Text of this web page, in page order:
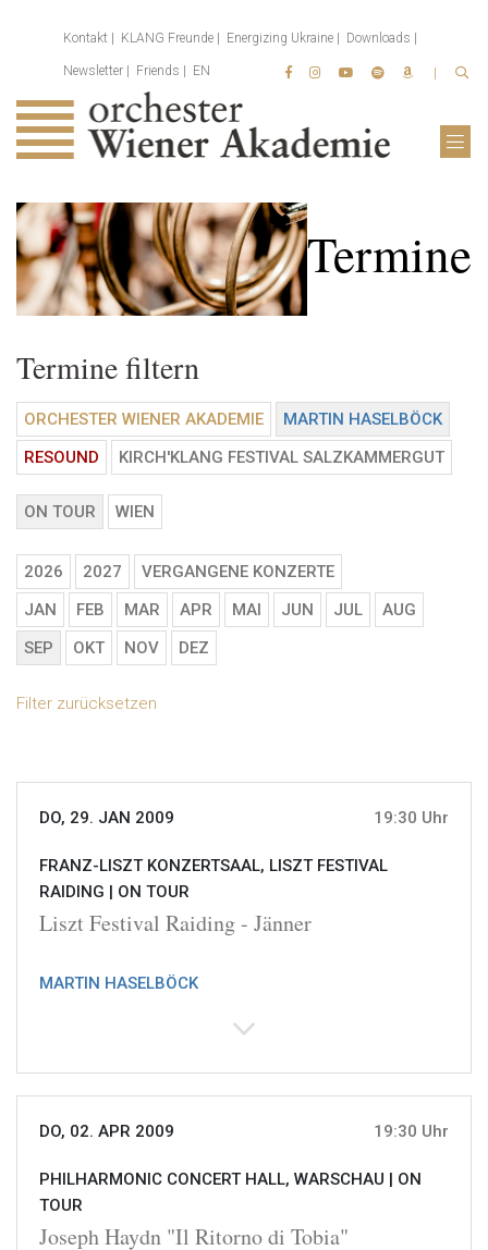
Kontakt KLANG Freunde Energizing Ukraine Downloads
Newsletter Friends EN
Termine
Termine filtern
ORCHESTER WIENER AKADEMIE
MARTIN HASELBÖCK
RESOUND
KIRCH'KLANG FESTIVAL SALZKAMMERGUT
ON TOUR WIEN
2026 2027
VERGANGENE KONZERTE
JAN
FEB MAR APR MAI JUN JUL
AUG
SEP
OKT NOV DEZ
Filter zurücksetzen
DO, 29. JAN 2009 19:30 Uhr
FRANZ-LISZT KONZERTSAAL, LISZT FESTIVAL
RAIDING | ON TOUR
Liszt Festival Raiding - Jänner
MARTIN HASELBÖCK
DO, 02. APR 2009 19:30 Uhr
PHILHARMONIC CONCERT HALL, WARSCHAU | ON
TOUR
Joseph Haydn "Il Ritorno di Tobia"